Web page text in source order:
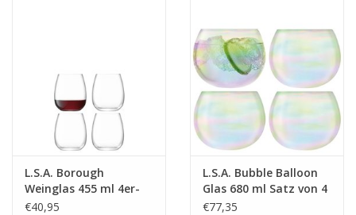
L.S.A. Borough
Weinglas 455 ml 4er-
Set
€40,95
L.S.A. Bubble Balloon
Glas 680 ml Satz von 4
Stücken
€77,35